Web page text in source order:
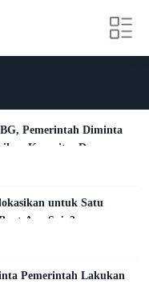
Pemerintah Diminta
Kapasitas Dapur
untuk Satu
Apa Saja?
Pemerintah Lakukan